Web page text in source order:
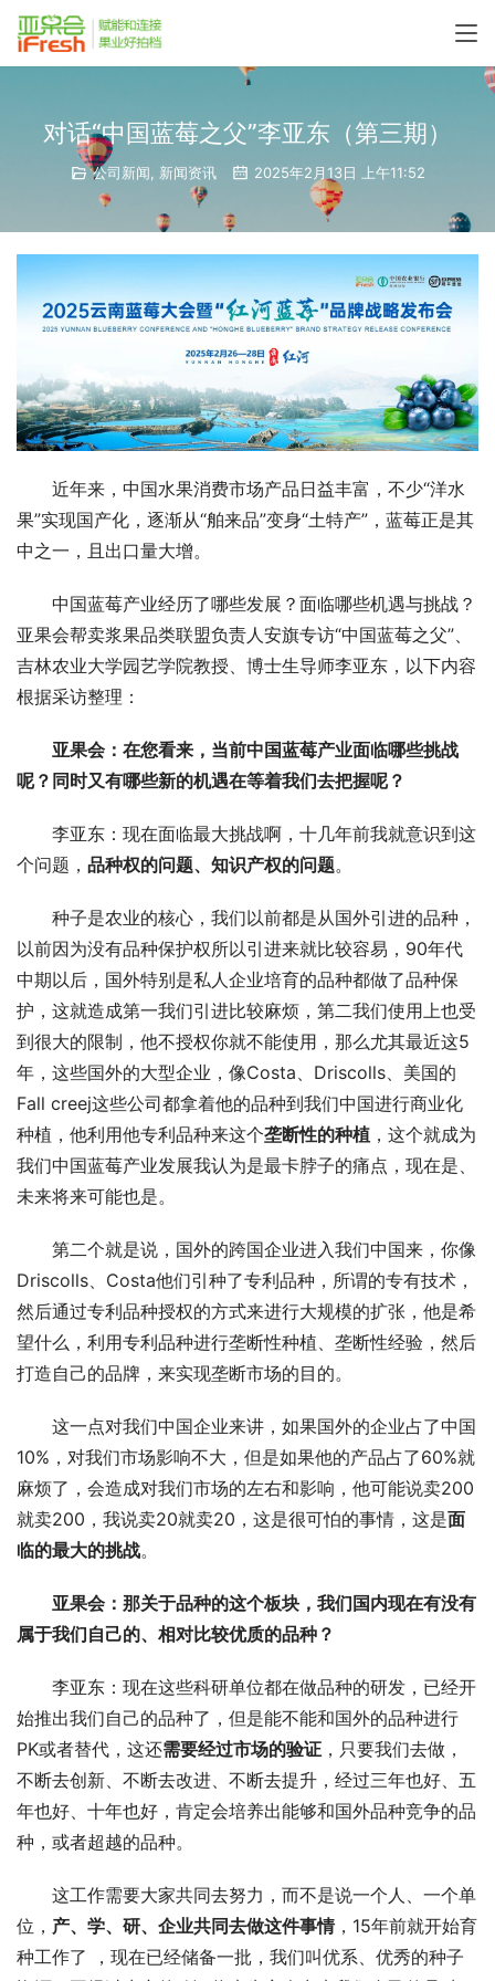
对话“中国蓝莓之父”李亚东（第三期）
公司新闻 新闻资讯 2025年2月13日 上午11:52
近年来，中国水果消费市场产品日益丰富，不少“洋水
果”实现国产化，逐渐从“舶来品”变身“土特产”，蓝莓正是其
中之一，且出口量大增。
中国蓝莓产业经历了哪些发展？面临哪些机遇与挑战？
亚果会帮卖浆果品类联盟负责人安旗专访“中国蓝莓之父”、
吉林农业大学园艺学院教授、博士生导师李亚东，以下内容
根据采访整理：
亚果会：在您看来，当前中国蓝莓产业面临哪些挑战
呢？同时又有哪些新的机遇在等着我们去把握呢？
李亚东：现在面临最大挑战啊，十几年前我就意识到这
个问题， 品种权的问题、知识产权的问题。
种子是农业的核心，我们以前都是从国外引进的品种，
以前因为没有品种保护权所以引进来就比较容易，90年代
中期以后，国外特别是私人企业培育的品种都做了品种保
护，这就造成第一我们引进比较麻烦，第二我们使用上也受
到很大的限制，他不授权你就不能使用，那么尤其最近这5
年，这些国外的大型企业，像Costa、Driscolls、美国的
Fall creej这些公司都拿着他的品种到我们中国进行商业化
种植，他利用他专利品种来这个垄断性的种植 ，这个就成为
我们中国蓝莓产业发展我认为是最卡脖子的痛点，现在是、
未来将来可能也是。
第二个就是说，国外的跨国企业进入我们中国来，你像
Driscolls、Costa他们引种了专利品种，所谓的专有技术，
然后通过专利品种授权的方式来进行大规模的扩张，他是希
望什么，利用专利品种进行垄断性种植、垄断性经验，然后
打造自己的品牌，来实现垄断市场的目的。
这一点对我们中国企业来讲，如果国外的企业占了中国
10%，对我们市场影响不大，但是如果他的产品占了60%就
麻烦了，会造成对我们市场的左右和影响，他可能说卖200
就卖200，我说卖20就卖20，这是很可怕的事情，这是面
临的最大的挑战。
亚果会：那关于品种的这个板块，我们国内现在有没有
属于我们自己的、相对比较优质的品种？
李亚东：现在这些科研单位都在做品种的研发，已经开
始推出我们自己的品种了，但是能不能和国外的品种进行
PK或者替代，这还需要经过市场的验证 ，只要我们去做，
不断去创新、不断去改进、不断去提升，经过三年也好、五
年也好、十年也好，肯定会培养出能够和国外品种竞争的品
种，或者超越的品种。
这工作需要大家共同去努力，而不是说一个人、一个单
位， 产、学、研、企业共同去做这件事情，15年前就开始育
种工作了 ，现在已经储备一批，我们叫优系、优秀的种子